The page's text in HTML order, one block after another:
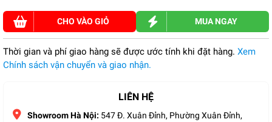
CHO VÀO GIỎ MUA NGAY
Thời gian và phí giao hàng sẽ được ước tính khi đặt hàng. Xem
Chính sách vận chuyển và giao nhận.
LIÊN HỆ
Showroom Hà Nội: 547 Đ. Xuân Đỉnh, Phường Xuân Đỉnh,